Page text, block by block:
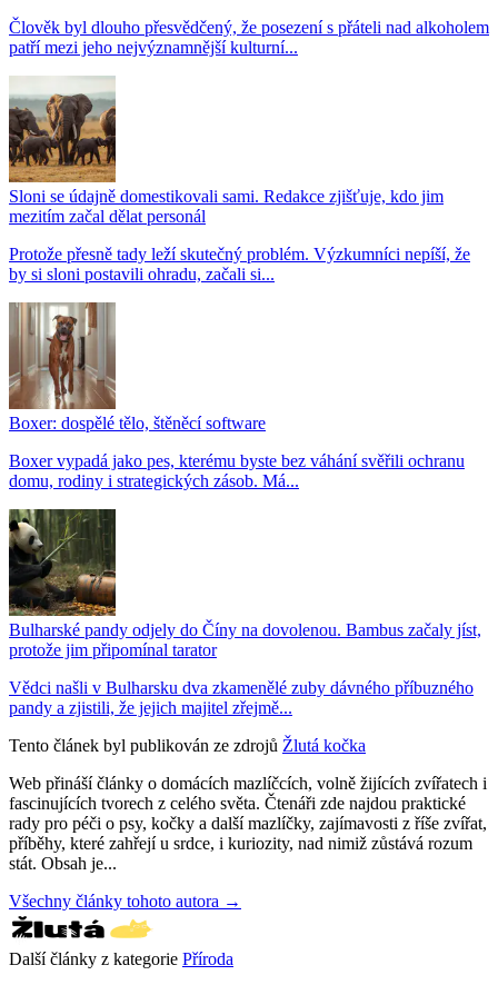
Člověk byl dlouho přesvědčený, že posezení s přáteli nad alkoholem
patří mezi jeho nejvýznamnější kulturní...
Sloni se údajně domestikovali sami. Redakce zjišťuje, kdo jim
mezitím začal dělat personál
Protože přesně tady leží skutečný problém. Výzkumníci nepíší, že
by si sloni postavili ohradu, začali si...
Boxer: dospělé tělo, štěněcí software
Boxer vypadá jako pes, kterému byste bez váhání svěřili ochranu
domu, rodiny i strategických zásob. Má...
Bulharské pandy odjely do Číny na dovolenou. Bambus začaly jíst,
protože jim připomínal tarator
Vědci našli v Bulharsku dva zkamenělé zuby dávného příbuzného
pandy a zjistili, že jejich majitel zřejmě...
Tento článek byl publikován ze zdrojů Žlutá kočka
Web přináší články o domácích mazlíčcích, volně žijících zvířatech i
fascinujících tvorech z celého světa. Čtenáři zde najdou praktické
rady pro péči o psy, kočky a další mazlíčky, zajímavosti z říše zvířat,
příběhy, které zahřejí u srdce, i kuriozity, nad nimiž zůstává rozum
stát. Obsah je...
Všechny články tohoto autora →
Další články z kategorie Příroda